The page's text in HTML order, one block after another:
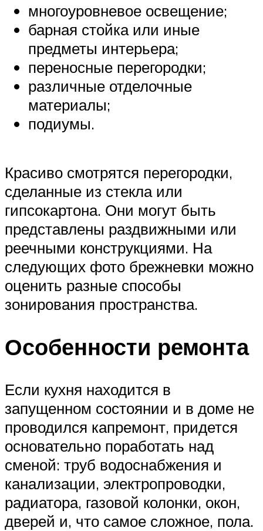
многоуровневое освещение;
барная стойка или иные
предметы интерьера;
переносные перегородки;
различные отделочные
материалы;
подиумы.
Красиво смотрятся перегородки,
сделанные из стекла или
гипсокартона. Они могут быть
представлены раздвижными или
реечными конструкциями. На
следующих фото брежневки можно
оценить разные способы
зонирования пространства.
Особенности ремонта
Если кухня находится в
запущенном состоянии и в доме не
проводился капремонт, придется
основательно поработать над
сменой: труб водоснабжения и
канализации, электропроводки,
радиатора, газовой колонки, окон,
дверей и, что самое сложное, пола.